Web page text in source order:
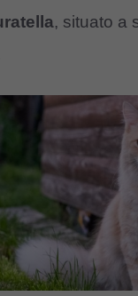
, situato a